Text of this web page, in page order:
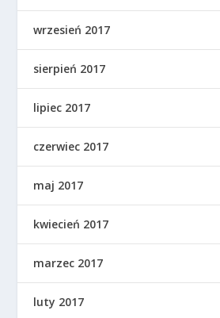
wrzesień 2017
sierpień 2017
lipiec 2017
czerwiec 2017
maj 2017
kwiecień 2017
marzec 2017
luty 2017